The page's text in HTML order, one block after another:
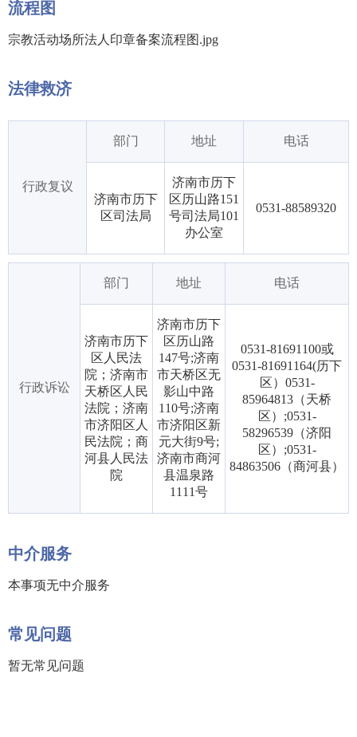
流程图
宗教活动场所法人印章备案流程图.jpg
法律救济
行政复议
部门 地址 电话
济南市历下
区司法局
济南市历下
区历山路151
号司法局101
办公室
0531-88589320
行政诉讼
部门 地址 电话
济南市历下
区人民法
院；济南市
天桥区人民
法院；济南
市济阳区人
民法院；商
河县人民法
院
济南市历下
区历山路
147号;济南
市天桥区无
影山中路
110号;济南
市济阳区新
元大街9号;
济南市商河
县温泉路
1111号
0531-81691100或
0531-81691164(历下
区）0531-
85964813（天桥
区）;0531-
58296539（济阳
区）;0531-
84863506（商河县）
中介服务
本事项无中介服务
常见问题
暂无常见问题